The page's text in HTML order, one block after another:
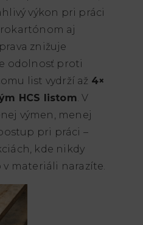
výkon pri práci
aj
znižuje
odolnosť proti
list vydrží až 4×
HCS listom. V
výmen, menej
pri práci –
kde nikdy
v materiáli narazíte.